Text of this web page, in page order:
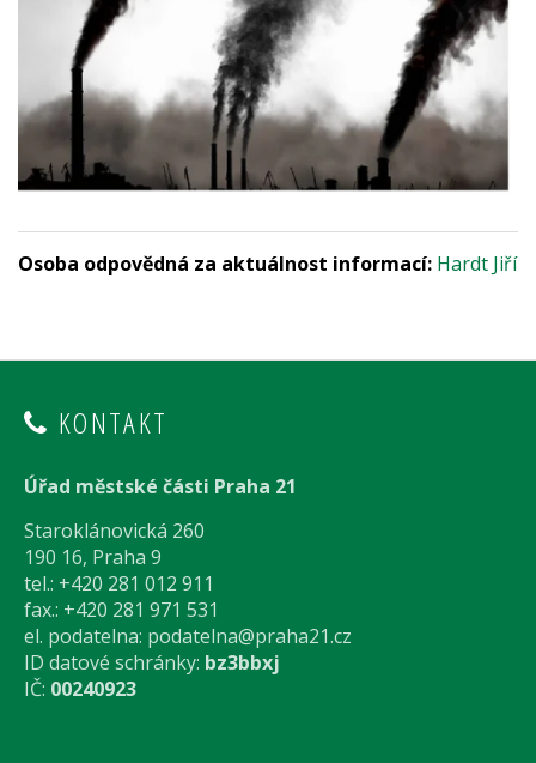
Osoba odpovědná za aktuálnost informací: Hardt Jiří
KONTAKT
Úřad městské části Praha 21
Staroklánovická 260
190 16, Praha 9
tel.: +420 281 012 911
fax.: +420 281 971 531
el. podatelna: podatelna@praha21.cz
ID datové schránky: bz3bbxj
IČ: 00240923